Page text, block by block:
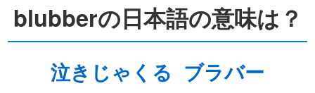
blubberの日本語の意味は？
泣きじゃくる ブラバー